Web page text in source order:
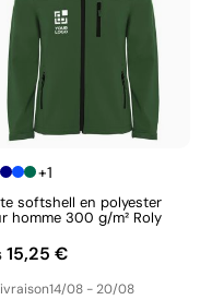
+1
softshell en polyester
homme 300 g/m² Roly
15,25 €
14/08 - 20/08